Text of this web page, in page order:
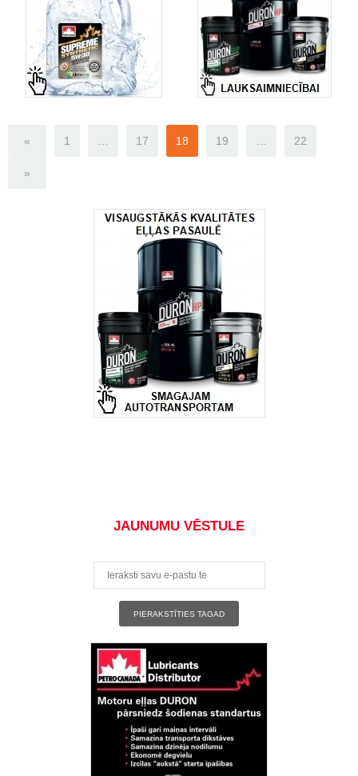
« 1 17 18 19 22
»
JAUNUMU VĒSTULE